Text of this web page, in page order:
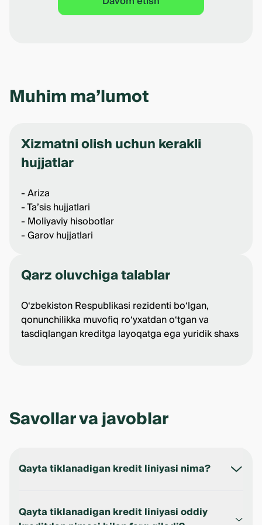
Muhim ma’lumot
Xizmatni olish uchun kerakli
hujjatlar
- Ariza
- Ta’sis hujjatlari
- Moliyaviy hisobotlar
- Garov hujjatlari
Qarz oluvchiga talablar
O‘zbekiston Respublikasi rezidenti bo‘lgan,
qonunchilikka muvofiq ro‘yxatdan o‘tgan va
tasdiqlangan kreditga layoqatga ega yuridik shaxs
Savollar va javoblar
Qayta tiklanadigan kredit liniyasi nima?
bo‘lib, undan belgilangan muddat davomida bir
Qayta tiklanadigan kredit liniyasi oddiy